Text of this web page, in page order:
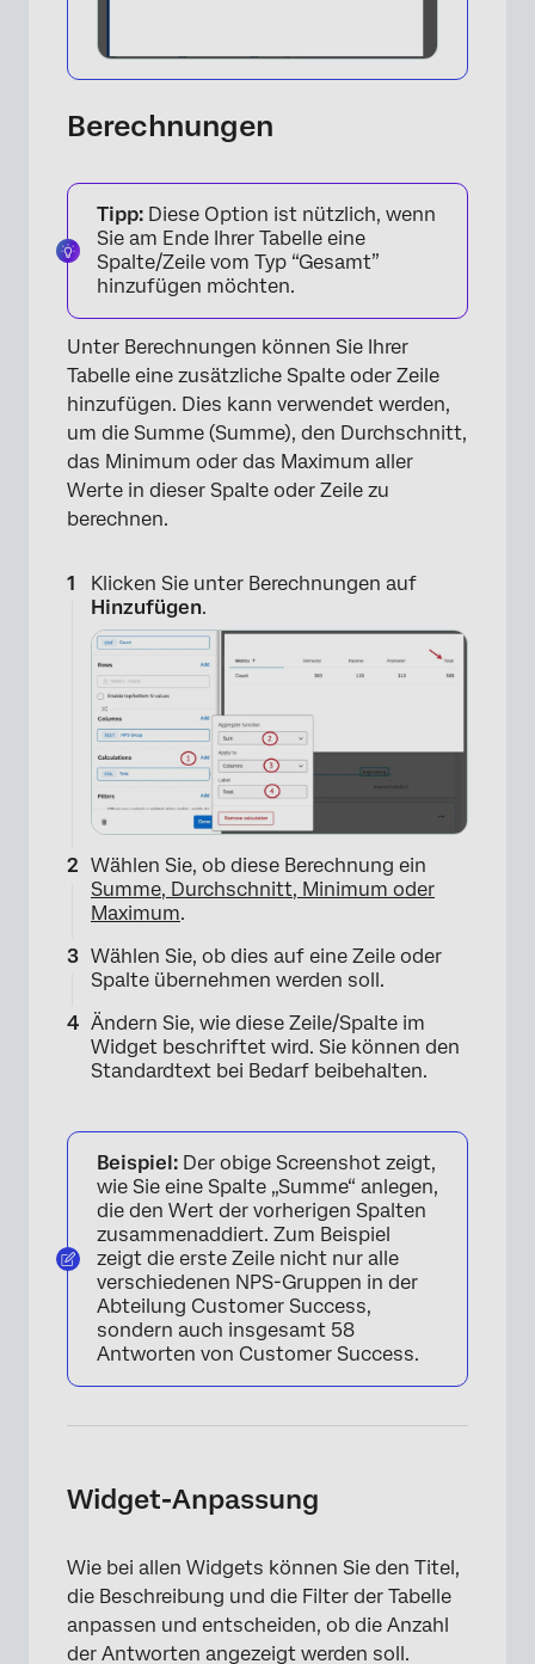
×
Berechnungen
Tipp: Diese Option ist nützlich, wenn
Sie am Ende Ihrer Tabelle eine
Spalte/Zeile vom Typ “Gesamt”
hinzufügen möchten.
Unter Berechnungen können Sie Ihrer
Tabelle eine zusätzliche Spalte oder Zeile
hinzufügen. Dies kann verwendet werden,
um die Summe (Summe), den Durchschnitt,
das Minimum oder das Maximum aller
Werte in dieser Spalte oder Zeile zu
berechnen.
Klicken Sie unter Berechnungen auf
Hinzufügen.
Wählen Sie, ob diese Berechnung ein
Summe, Durchschnitt, Minimum oder
Maximum.
Wählen Sie, ob dies auf eine Zeile oder
Spalte übernehmen werden soll.
Ändern Sie, wie diese Zeile/Spalte im
Widget beschriftet wird. Sie können den
Standardtext bei Bedarf beibehalten.
Beispiel: Der obige Screenshot zeigt,
wie Sie eine Spalte „Summe“ anlegen,
die den Wert der vorherigen Spalten
zusammenaddiert. Zum Beispiel
zeigt die erste Zeile nicht nur alle
verschiedenen NPS-Gruppen in der
Abteilung Customer Success,
sondern auch insgesamt 58
Antworten von Customer Success.
Widget-Anpassung
Wie bei allen Widgets können Sie den Titel,
die Beschreibung und die Filter der Tabelle
anpassen und entscheiden, ob die Anzahl
der Antworten angezeigt werden soll.